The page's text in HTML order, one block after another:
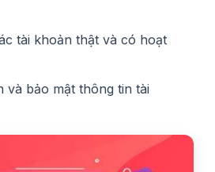
tài khoản thật và có hoạt
và bảo mật thông tin tài